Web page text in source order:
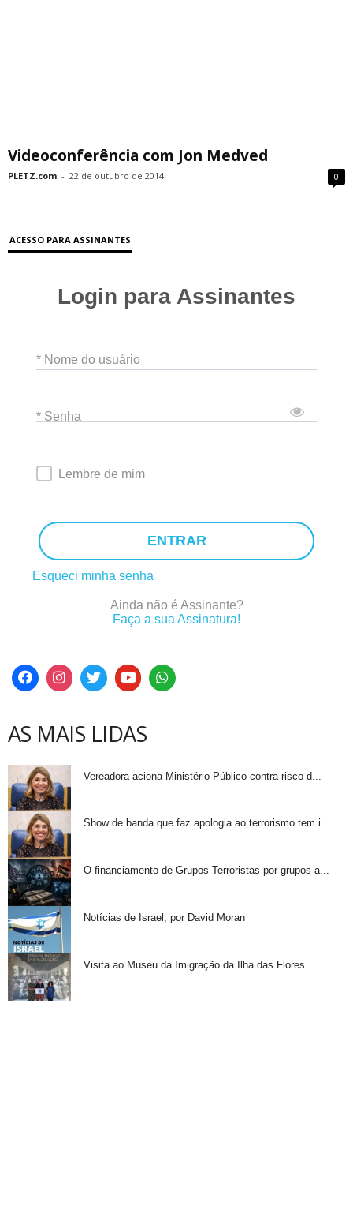
Videoconferência com Jon Medved
PLETZ.com - 22 de outubro de 2014 0
ACESSO PARA ASSINANTES
Login para Assinantes
* Nome do usuário
* Senha
Lembre de mim
ENTRAR
Esqueci minha senha
Ainda não é Assinante?
Faça a sua Assinatura!
AS MAIS LIDAS
Vereadora aciona Ministério Público contra risco d...
Show de banda que faz apologia ao terrorismo tem i...
O financiamento de Grupos Terroristas por grupos a...
Notícias de Israel, por David Moran
Visita ao Museu da Imigração da Ilha das Flores